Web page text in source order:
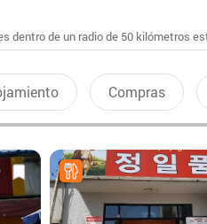
dentro de un radio de 50 kilómetros
Compras